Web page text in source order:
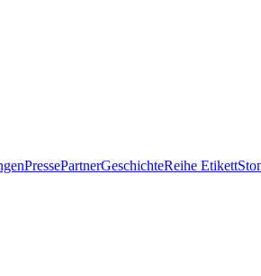
PressePartnerGeschichteReihe Etikett